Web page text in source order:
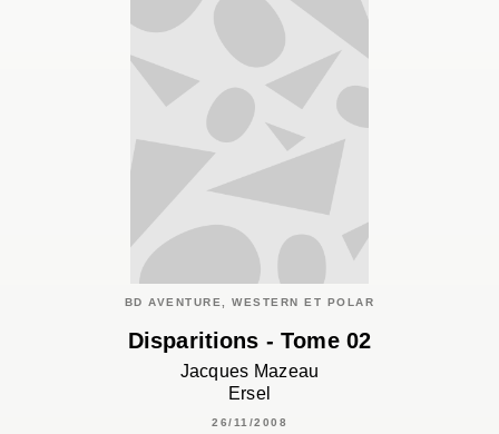
BD AVENTURE, WESTERN ET POLAR
Disparitions - Tome 02
Jacques Mazeau
Ersel
26/11/2008